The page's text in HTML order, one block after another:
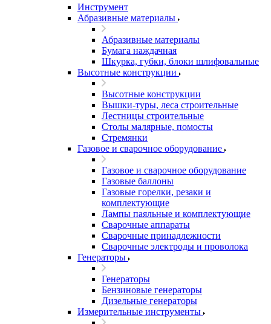
Инструмент
Абразивные материалы
Абразивные материалы
Бумага наждачная
Шкурка, губки, блоки шлифовальные
Высотные конструкции
Высотные конструкции
Вышки-туры, леса строительные
Лестницы строительные
Столы малярные, помосты
Стремянки
Газовое и сварочное оборудование
Газовое и сварочное оборудование
Газовые баллоны
Газовые горелки, резаки и
комплектующие
Лампы паяльные и комплектующие
Сварочные аппараты
Сварочные принадлежности
Сварочные электроды и проволока
Генераторы
Генераторы
Бензиновые генераторы
Дизельные генераторы
Измерительные инструменты